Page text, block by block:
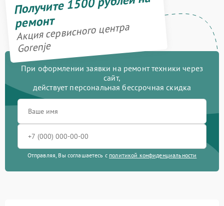
ремонт
Акция сервисного центра
Gorenje
При оформлении заявки на ремонт техники через
сайт,
действует персональная бессрочная скидка
Отправляя, Вы соглашаетесь с политикой конфиденциальности